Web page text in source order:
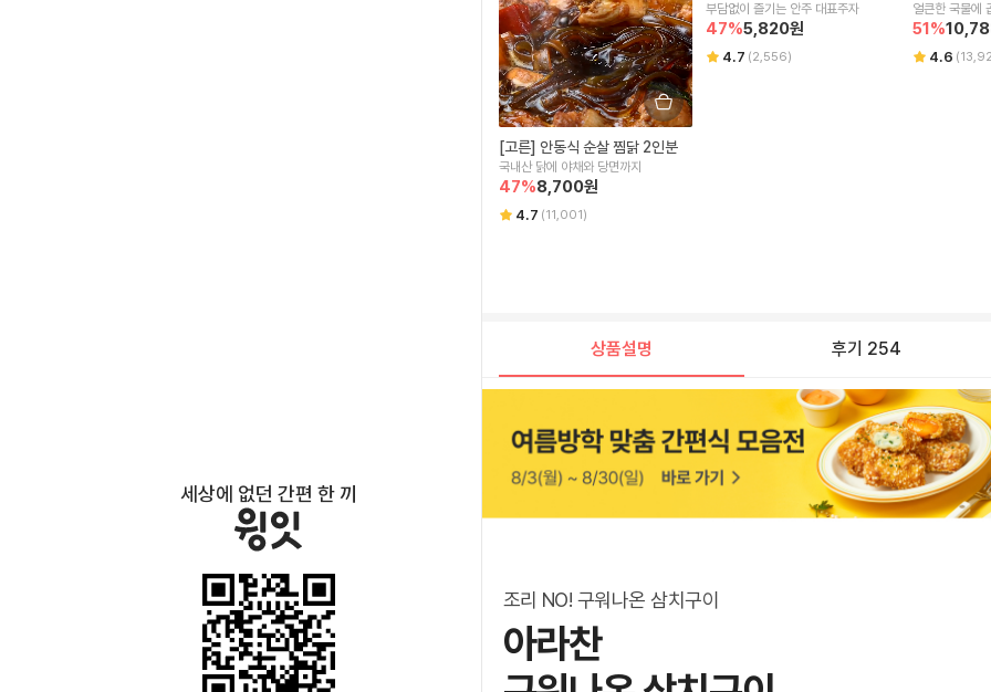
세상에 없던 간편 한 끼
[고른] 안동식 순살 찜닭 2인분
국내산 닭에 야채와 당면까지
47%8,700원
4.7 (11,001 )
부담없이 즐기는 안주 대표주자
47%5,820원
4.7 (2,556)
얼큰한 국물에
거지가 가득!
51%
4.6 (
상품설명 후기 254
조리 NO! 구워나온 삼치구이
아라찬